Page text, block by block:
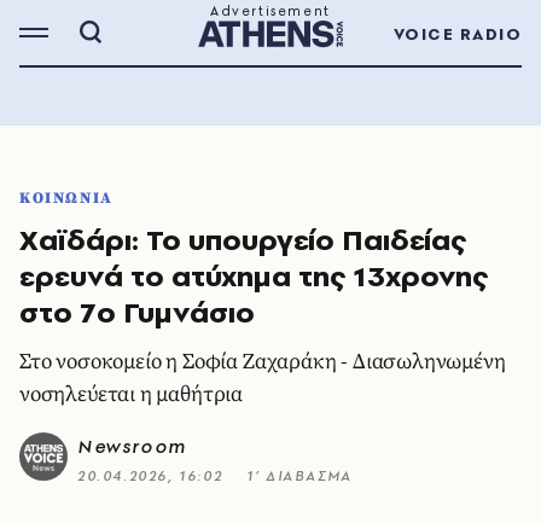
VOICE RADIO
ΚΟΙΝΩΝΙΑ
Χαϊδάρι: Το υπουργείο Παιδείας
ερευνά το ατύχημα της 13χρονης
στο 7ο Γυμνάσιο
Στο νοσοκομείο η Σοφία Ζαχαράκη - Διασωληνωμένη
νοσηλεύεται η μαθήτρια
Newsroom
20.04.2026, 16:02 1’ ΔΙΑΒΑΣΜΑ